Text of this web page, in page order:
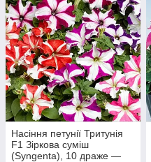
Насіння петунії Тритунія
F1 Зіркова суміш
(Syngenta), 10 драже —